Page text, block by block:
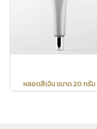
หลอดสีเงิน ขนาด 20 กรัม